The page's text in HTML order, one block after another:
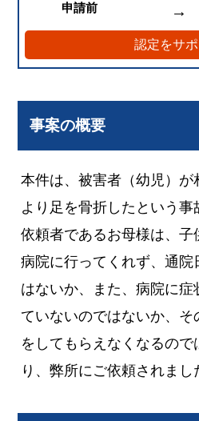
申請前 →
認定をサポ
事案の概要
本件は、被害者（幼児）が
より足を骨折したという事
依頼者であるお母様は、子
病院に行ってくれず、通
はないか、また、病院に
ていないのではないか、そ
をしてもらえなくなるの
り、弊所にご依頼されまし